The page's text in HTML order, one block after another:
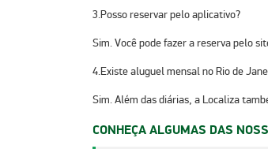
3.Posso reservar pelo aplicativo?
Sim. Você pode fazer a reserva pelo
4.Existe aluguel mensal no Rio de
Sim. Além das diárias, a Localiza
CONHEÇA ALGUMAS DAS